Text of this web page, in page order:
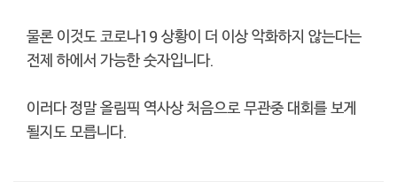
물론 이것도 코로나19 상황이 더 이상 악화하지 않는다는
전제 하에서 가능한 숫자입니다.
이러다 정말 올림픽 역사상 처음으로 무관중 대회를 보게
될지도 모릅니다.